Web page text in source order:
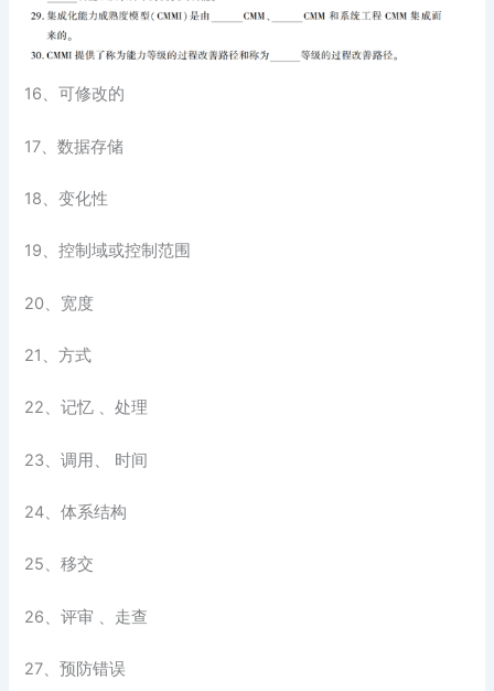
16、可修改的
17、数据存储
18、变化性
19、控制域或控制范围
20、宽度
21、方式
22、记忆 、处理
23、调用、 时间
24、体系结构
25、移交
26、评审 、走查
27、预防错误